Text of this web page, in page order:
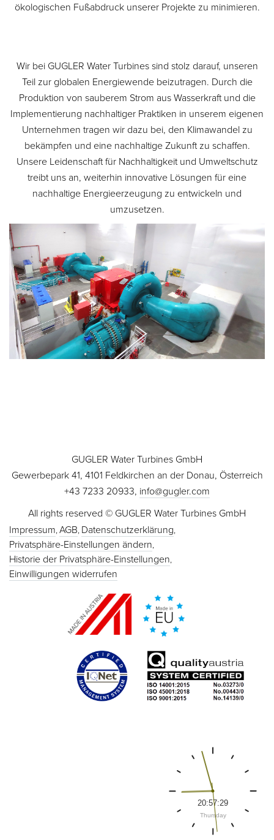
ökologischen Fußabdruck unserer Projekte zu minimieren.
Wir bei GUGLER Water Turbines sind stolz darauf, unseren
Teil zur globalen Energiewende beizutragen. Durch die
Produktion von sauberem Strom aus Wasserkraft und die
Implementierung nachhaltiger Praktiken in unserem eigenen
Unternehmen tragen wir dazu bei, den Klimawandel zu
bekämpfen und eine nachhaltige Zukunft zu schaffen.
Unsere Leidenschaft für Nachhaltigkeit und Umweltschutz
treibt uns an, weiterhin innovative Lösungen für eine
nachhaltige Energieerzeugung zu entwickeln und
umzusetzen.
GUGLER Water Turbines GmbH
Gewerbepark 41, 4101 Feldkirchen an der Donau, Österreich
+43 7233 20933, info@gugler.com
All rights reserved © GUGLER Water Turbines GmbH
Impressum AGB Datenschutzerklärung
Privatsphäre-Einstellungen ändern
Historie der Privatsphäre-Einstellungen
Einwilligungen widerrufen